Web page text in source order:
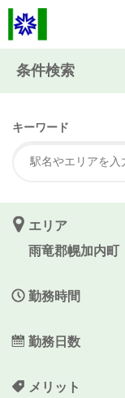
条件検索
キーワード
エリア
雨竜郡幌加内町
勤務時間
勤務日数
メリット